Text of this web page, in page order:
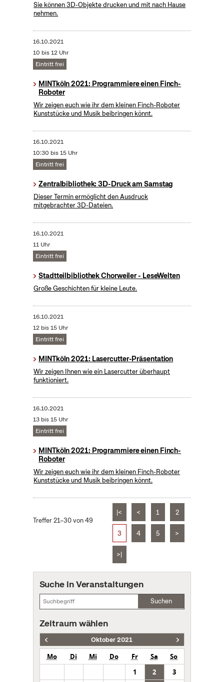
Sie können 3D-Objekte drucken und mit nach Hause
nehmen.
16.10.2021
10 bis 12 Uhr
Eintritt frei
MINTköln 2021: Programmiere einen Finch-
Roboter
Wir zeigen euch wie ihr dem kleinen Finch-Roboter
Kunststücke und Musik beibringen könnt.
16.10.2021
10:30 bis 15 Uhr
Eintritt frei
Zentralbibliothek: 3D-Druck am Samstag
Dieser Termin ermöglicht den Ausdruck
mitgebrachter 3D-Dateien.
16.10.2021
11 Uhr
Eintritt frei
Stadtteilbibliothek Chorweiler - LeseWelten
Große Geschichten für kleine Leute.
16.10.2021
12 bis 15 Uhr
Eintritt frei
MINTköln 2021: Lasercutter-Präsentation
Wir zeigen Ihnen wie ein Lasercutter überhaupt
funktioniert.
16.10.2021
13 bis 15 Uhr
Eintritt frei
MINTköln 2021: Programmiere einen Finch-
Roboter
Wir zeigen euch wie ihr dem kleinen Finch-Roboter
Kunststücke und Musik beibringen könnt.
Treffer 21–30 von 49
|< < 1 2
3 4 5 >
>|
Suche in Veranstaltungen
Suchen
Zeitraum wählen
Oktober 2021
Mo Di Mi Do Fr Sa
So
1
2
3